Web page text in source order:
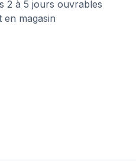
2 à 5 jours ouvrables
en magasin